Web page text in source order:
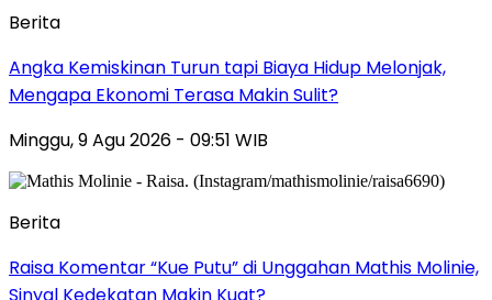
Berita
Angka Kemiskinan Turun tapi Biaya Hidup Melonjak,
Mengapa Ekonomi Terasa Makin Sulit?
Minggu, 9 Agu 2026 - 09:51 WIB
Berita
Raisa Komentar “Kue Putu” di Unggahan Mathis Molinie,
Sinyal Kedekatan Makin Kuat?